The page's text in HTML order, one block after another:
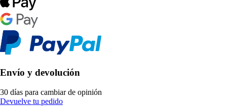
Envío y devolución
30 días para cambiar de opinión
Devuelve tu pedido